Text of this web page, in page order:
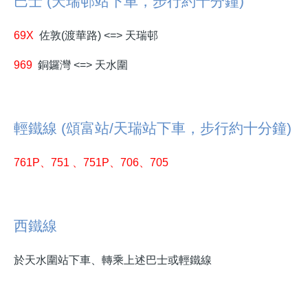
69X 佐敦(渡華路) <=> 天瑞邨
969 銅鑼灣 <=> 天水圍
輕鐵線 (頌富站/天瑞站下車，步行約十分鐘)
761P、751 、751P、706、705
西鐵線
於天水圍站下車、轉乘上述巴士或輕鐵線